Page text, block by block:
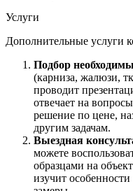
Услуги
Дополнительные услуги
Подбор
(карниза, жалюзи,
проводит
отвечает на
решение по цене,
другим задачам.
Выездная
можете
образцами на
изучит